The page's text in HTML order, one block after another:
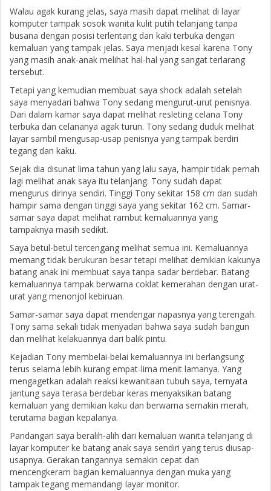
Walau agak kurang jelas, saya masih dapat melihat di layar
komputer tampak sosok wanita kulit putih telanjang tanpa
busana dengan posisi terlentang dan kaki terbuka dengan
kemaluan yang tampak jelas. Saya menjadi kesal karena Tony
yang masih anak-anak melihat hal-hal yang sangat terlarang
tersebut.
Tetapi yang kemudian membuat saya shock adalah setelah
saya menyadari bahwa Tony sedang mengurut-urut penisnya.
Dari dalam kamar saya dapat melihat resleting celana Tony
terbuka dan celananya agak turun. Tony sedang duduk melihat
layar sambil mengusap-usap penisnya yang tampak berdiri
tegang dan kaku.
Sejak dia disunat lima tahun yang lalu saya, hampir tidak pernah
lagi melihat anak saya itu telanjang. Tony sudah dapat
mengurus dirinya sendiri. Tinggi Tony sekitar 158 cm dan sudah
hampir sama dengan tinggi saya yang sekitar 162 cm. Samar-
samar saya dapat melihat rambut kemaluannya yang
tampaknya masih sedikit.
Saya betul-betul tercengang melihat semua ini. Kemaluannya
memang tidak berukuran besar tetapi melihat demikian kakunya
batang anak ini membuat saya tanpa sadar berdebar. Batang
kemaluannya tampak berwarna coklat kemerahan dengan urat-
urat yang menonjol kebiruan.
Samar-samar saya dapat mendengar napasnya yang terengah.
Tony sama sekali tidak menyadari bahwa saya sudah bangun
dan melihat kelakuannya dari balik pintu.
Kejadian Tony membelai-belai kemaluannya ini berlangsung
terus selama lebih kurang empat-lima menit lamanya. Yang
mengagetkan adalah reaksi kewanitaan tubuh saya, ternyata
jantung saya terasa berdebar keras menyaksikan batang
kemaluan yang demikian kaku dan berwarna semakin merah,
terutama bagian kepalanya.
Pandangan saya beralih-alih dari kemaluan wanita telanjang di
layar komputer ke batang anak saya sendiri yang terus diusap-
usapnya. Gerakan tangannya semakin cepat dan
mencengkeram bagian kemaluannya dengan muka yang
tampak tegang memandangi layar monitor.